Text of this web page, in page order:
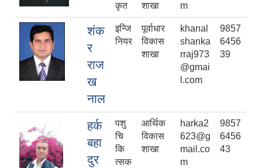
कृत
शाखा
m
शंक
र
राज
ख
नाल
इन्जि
नियर
पूर्वाधार
विकास
शाखा
khanal
shanka
rraj973
@gmai
l.com
9857
6456
39
हर्क
बहा
दुर
पशु
चि
कि
त्सक
आर्थिक
विकास
शाखा
harka2
623@g
mail.co
m
9857
6456
43